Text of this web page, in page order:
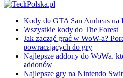
Kody do GTA San Andreas na
Wszystkie kody do The Forest
Jak zacząć grać w WoW-a?
powracających do gry
Najlepsze addony do WoWa,
addonów
Najlepsze gry na Nintendo